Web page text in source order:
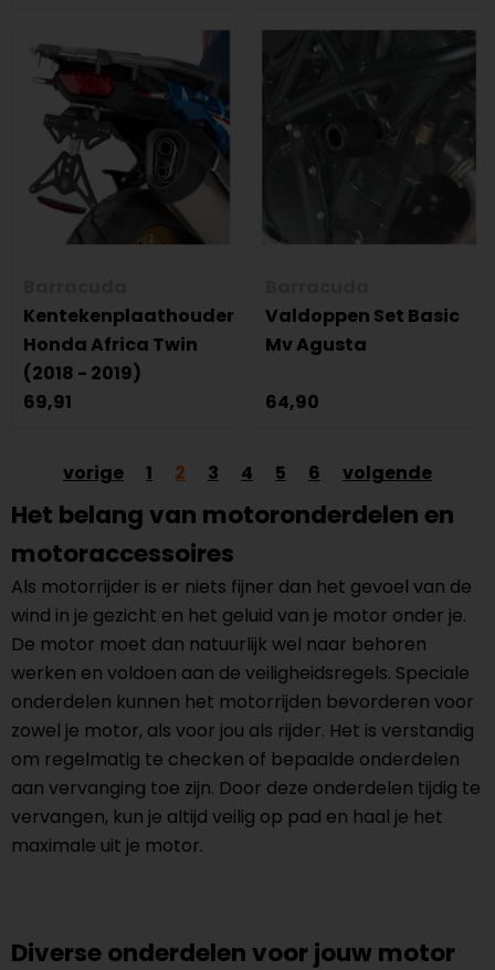
Kentekenplaathouder
Honda Africa Twin
(2018 - 2019)
69,91
Valdoppen Set Basic
Mv Agusta
64,90
vorige 1 2 3 4 5 6 volgende
Het belang van motoronderdelen en
motoraccessoires
Als motorrijder is er niets fijner dan het gevoel van de
wind in je gezicht en het geluid van je motor onder je.
De motor moet dan natuurlijk wel naar behoren
werken en voldoen aan de veiligheidsregels. Speciale
onderdelen kunnen het motorrijden bevorderen voor
zowel je motor, als voor jou als rijder. Het is verstandig
om regelmatig te checken of bepaalde onderdelen
aan vervanging toe zijn. Door deze onderdelen tijdig te
vervangen, kun je altijd veilig op pad en haal je het
maximale uit je motor.
Diverse onderdelen voor jouw motor